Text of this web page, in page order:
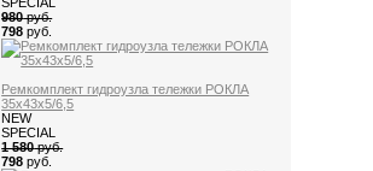
980руб.
798 руб.
Ремкомплект гидроузла тележки РОКЛА
35х43х5/6,5
NEW
SPECIAL
1 580руб.
798 руб.